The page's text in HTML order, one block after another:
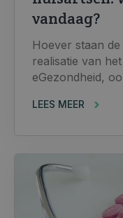
vandaag?
Hoever staan
realisatie van
eGezondheid,
LEES MEER